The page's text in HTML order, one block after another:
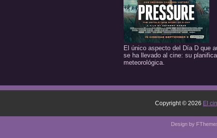
El único aspecto del Día D que
se ha llevado al cine: su
meteorológica.
Copyright © 2026 El
Design by